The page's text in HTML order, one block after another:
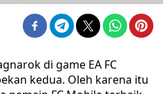
di game EA FC
kedua. Oleh karena itu